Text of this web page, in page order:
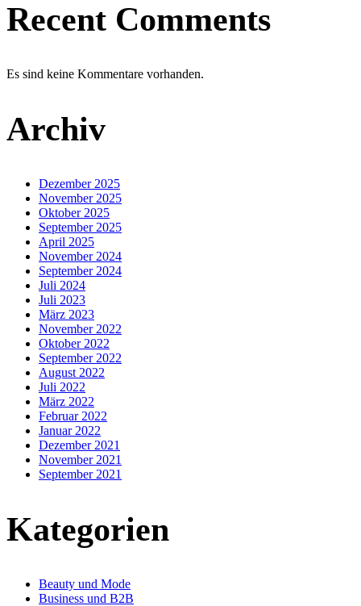
Recent Comments
Es sind keine Kommentare vorhanden.
Archiv
Dezember 2025
November 2025
Oktober 2025
September 2025
April 2025
November 2024
September 2024
Juli 2024
Juli 2023
März 2023
November 2022
Oktober 2022
September 2022
August 2022
Juli 2022
März 2022
Februar 2022
Januar 2022
Dezember 2021
November 2021
September 2021
Kategorien
Beauty und Mode
Business und B2B